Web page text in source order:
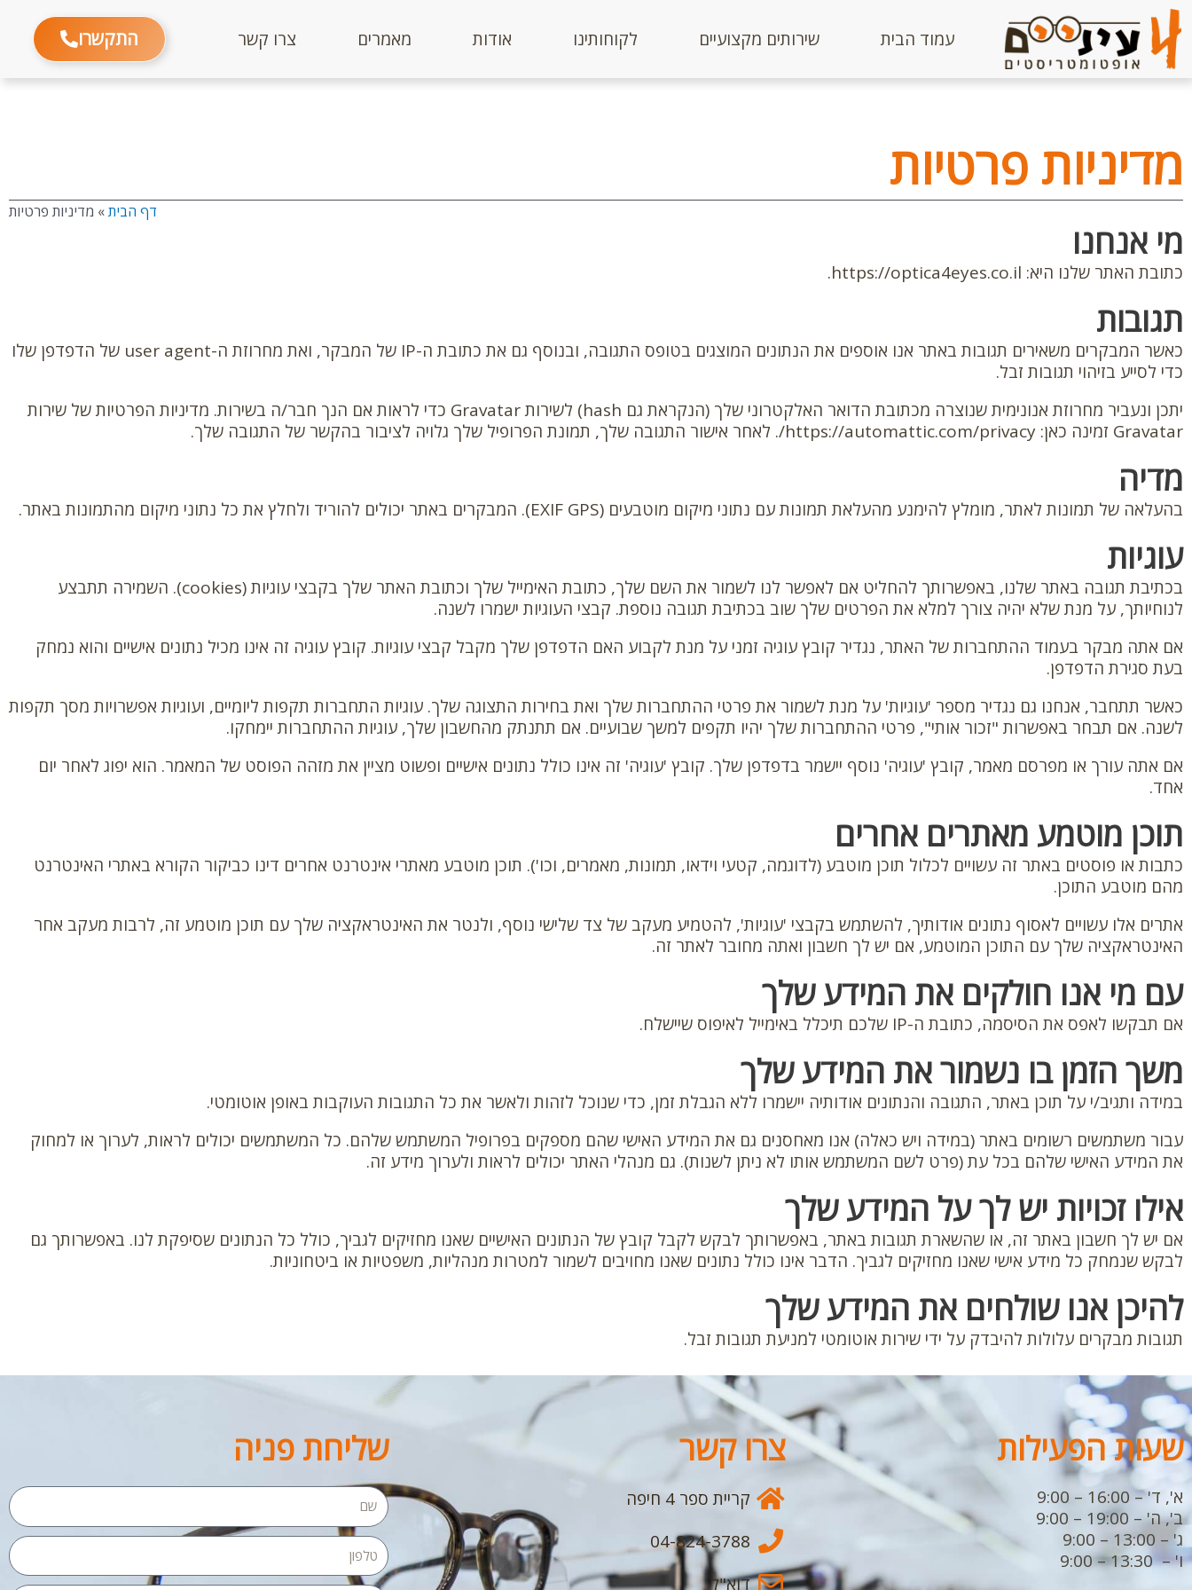
דילוג
לתוכן
עמוד הבית שירותים מקצועיים לקוחותינו אודות מאמרים צרו קשר התקשרו
מדיניות פרטיות
דף הבית» מדיניות פרטיות
מי אנחנו
כתובת האתר שלנו היא: https://optica4eyes.co.il.
תגובות
כאשר המבקרים משאירים תגובות באתר אנו אוספים את הנתונים המוצגים בטופס התגובה, ובנוסף גם את כתובת ה-IP של המבקר, ואת מחרוזת ה-user agent של הדפדפן שלו
כדי לסייע בזיהוי תגובות זבל.
יתכן ונעביר מחרוזת אנונימית שנוצרה מכתובת הדואר האלקטרוני שלך (הנקראת גם hash) לשירות Gravatar כדי לראות אם הנך חבר/ה בשירות. מדיניות הפרטיות של שירות
Gravatar זמינה כאן: https://automattic.com/privacy/. לאחר אישור התגובה שלך, תמונת הפרופיל שלך גלויה לציבור בהקשר של התגובה שלך.
מדיה
בהעלאה של תמונות לאתר, מומלץ להימנע מהעלאת תמונות עם נתוני מיקום מוטבעים (EXIF GPS). המבקרים באתר יכולים להוריד ולחלץ את כל נתוני מיקום מהתמונות באתר.
עוגיות
בכתיבת תגובה באתר שלנו, באפשרותך להחליט אם לאפשר לנו לשמור את השם שלך, כתובת האימייל שלך וכתובת האתר שלך בקבצי עוגיות (cookies). השמירה תתבצע
לנוחיותך, על מנת שלא יהיה צורך למלא את הפרטים שלך שוב בכתיבת תגובה נוספת. קבצי העוגיות ישמרו לשנה.
אם אתה מבקר בעמוד ההתחברות של האתר, נגדיר קובץ עוגיה זמני על מנת לקבוע האם הדפדפן שלך מקבל קבצי עוגיות. קובץ עוגיה זה אינו מכיל נתונים אישיים והוא נמחק
בעת סגירת הדפדפן.
כאשר תתחבר, אנחנו גם נגדיר מספר 'עוגיות' על מנת לשמור את פרטי ההתחברות שלך ואת בחירות התצוגה שלך. עוגיות התחברות תקפות ליומיים, ועוגיות אפשרויות מסך תקפות
לשנה. אם תבחר באפשרות "זכור אותי", פרטי ההתחברות שלך יהיו תקפים למשך שבועיים. אם תתנתק מהחשבון שלך, עוגיות ההתחברות יימחקו.
אם אתה עורך או מפרסם מאמר, קובץ 'עוגיה' נוסף יישמר בדפדפן שלך. קובץ 'עוגיה' זה אינו כולל נתונים אישיים ופשוט מציין את מזהה הפוסט של המאמר. הוא יפוג לאחר יום
אחד.
תוכן מוטמע מאתרים אחרים
כתבות או פוסטים באתר זה עשויים לכלול תוכן מוטבע (לדוגמה, קטעי וידאו, תמונות, מאמרים, וכו'). תוכן מוטבע מאתרי אינטרנט אחרים דינו כביקור הקורא באתרי האינטרנט
מהם מוטבע התוכן.
אתרים אלו עשויים לאסוף נתונים אודותיך, להשתמש בקבצי 'עוגיות', להטמיע מעקב של צד שלישי נוסף, ולנטר את האינטראקציה שלך עם תוכן מוטמע זה, לרבות מעקב אחר
האינטראקציה שלך עם התוכן המוטמע, אם יש לך חשבון ואתה מחובר לאתר זה.
עם מי אנו חולקים את המידע שלך
אם תבקשו לאפס את הסיסמה, כתובת ה-IP שלכם תיכלל באימייל לאיפוס שיישלח.
משך הזמן בו נשמור את המידע שלך
במידה ותגיב/י על תוכן באתר, התגובה והנתונים אודותיה יישמרו ללא הגבלת זמן, כדי שנוכל לזהות ולאשר את כל התגובות העוקבות באופן אוטומטי.
עבור משתמשים רשומים באתר (במידה ויש כאלה) אנו מאחסנים גם את המידע האישי שהם מספקים בפרופיל המשתמש שלהם. כל המשתמשים יכולים לראות, לערוך או למחוק
את המידע האישי שלהם בכל עת (פרט לשם המשתמש אותו לא ניתן לשנות). גם מנהלי האתר יכולים לראות ולערוך מידע זה.
אילו זכויות יש לך על המידע שלך
אם יש לך חשבון באתר זה, או שהשארת תגובות באתר, באפשרותך לבקש לקבל קובץ של הנתונים האישיים שאנו מחזיקים לגביך, כולל כל הנתונים שסיפקת לנו. באפשרותך גם
לבקש שנמחק כל מידע אישי שאנו מחזיקים לגביך. הדבר אינו כולל נתונים שאנו מחויבים לשמור למטרות מנהליות, משפטיות או ביטחוניות.
להיכן אנו שולחים את המידע שלך
תגובות מבקרים עלולות להיבדק על ידי שירות אוטומטי למניעת תגובות זבל.
שעות הפעילות
א', ד' – 16:00 – 9:00
ב', ה' – 19:00 – 9:00
ג' – 13:00 – 9:00
ו' – 13:30 – 9:00
צרו קשר
קריית ספר 4 חיפה
04-824-3788
דוא"ל
שליחת פניה
שם
טלפון